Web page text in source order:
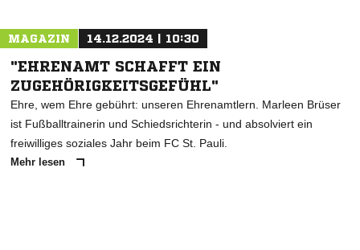
MAGAZIN 14.12.2024 | 10:30
"EHRENAMT SCHAFFT EIN
ZUGEHÖRIGKEITSGEFÜHL"
Ehre, wem Ehre gebührt: unseren Ehrenamtlern. Marleen Brüser
ist Fußballtrainerin und Schiedsrichterin - und absolviert ein
freiwilliges soziales Jahr beim FC St. Pauli.
Mehr lesen